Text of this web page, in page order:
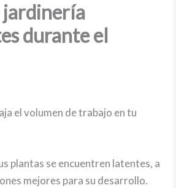
jardinería
durante el
el volumen de trabajo en tu
plantas se encuentren latentes, a
mejores para su desarrollo.